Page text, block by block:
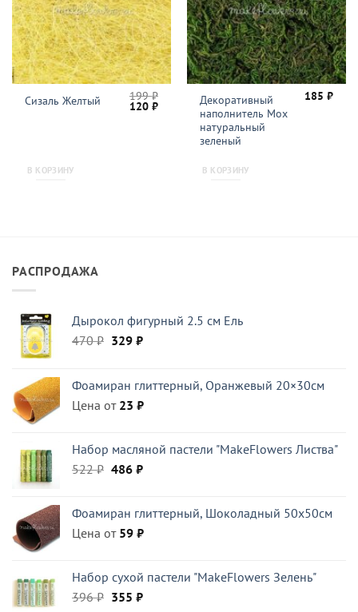
Сизаль Желтый 199₽
Первоначальная
120 ₽Текущая
В КОРЗИНУ
Декоративный
наполнитель Мох
натуральный
зеленый
185 ₽
В КОРЗИНУ
РАСПРОДАЖА
Дырокол фигурный 2.5 см Ель
470₽ Первоначальная
470 ₽.
329 ₽Текущая
Фоамиран глиттерный, Оранжевый 20×30см
Цена от 23 ₽
Набор масляной пастели "MakeFlowers Листва"
522₽ Первоначальная
522 ₽.
486 ₽Текущая
Фоамиран глиттерный, Шоколадный 50x50см
Цена от 59 ₽
Набор сухой пастели "MakeFlowers Зелень"
396₽ Первоначальная
355 ₽Текущая